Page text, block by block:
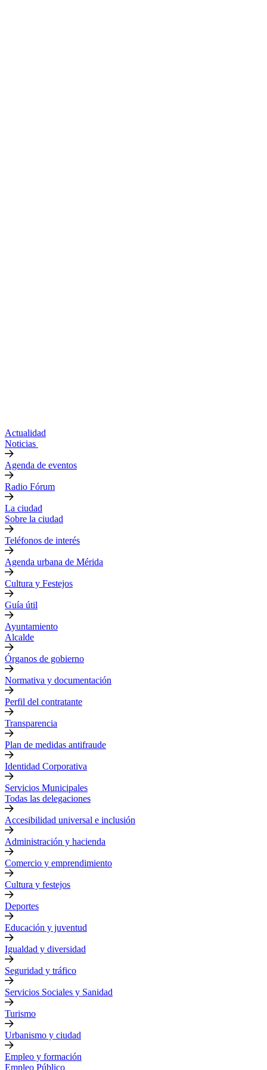
Actualidad
Noticias
Agenda de eventos
Radio Fórum
La ciudad
Sobre la ciudad
Teléfonos de interés
Agenda urbana de Mérida
Cultura y Festejos
Guía útil
Ayuntamiento
Alcalde
Órganos de gobierno
Normativa y documentación
Perfil del contratante
Transparencia
Plan de medidas antifraude
Identidad Corporativa
Servicios Municipales
Todas las delegaciones
Accesibilidad universal e inclusión
Administración y hacienda
Comercio y emprendimiento
Cultura y festejos
Deportes
Educación y juventud
Igualdad y diversidad
Seguridad y tráfico
Servicios Sociales y Sanidad
Turismo
Urbanismo y ciudad
Empleo y formación
Empleo Público